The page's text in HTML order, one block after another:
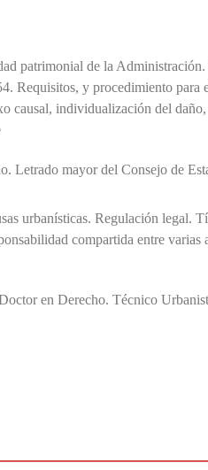
patrimonial de la
Requisitos, y procedimiento para
causal, individualización del
Letrado mayor del Consejo de
urbanísticas. Regulación legal.
compartida entre varias
en Derecho. Técnico